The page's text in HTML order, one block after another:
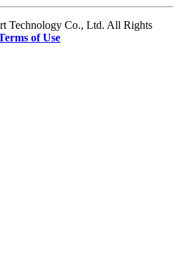
Technology Co., Ltd. All Rights
of Use